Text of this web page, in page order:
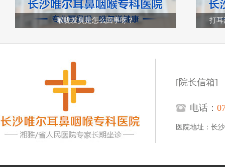
喉咙发臭是怎么回事呀？ 打耳
[院长信箱]
电话：
医院地址：长